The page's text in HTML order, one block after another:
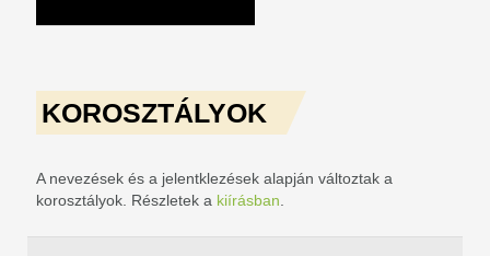
KOROSZTÁLYOK
A nevezések és a jelentklezések alapján változtak a
korosztályok. Részletek a kiírásban